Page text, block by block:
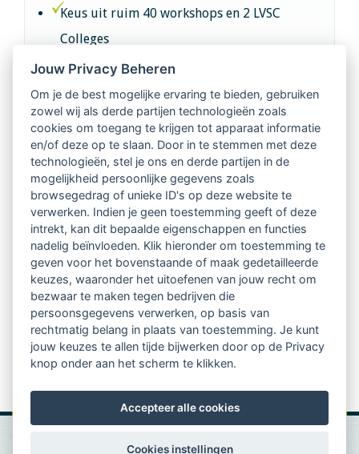
Keus uit ruim 40 workshops en 2 LVSC
Colleges
Intervisie met geregistreerde vakgenoten
Netwerk van 2100 professionals in 14
regio's
Vindbaar voor opdrachtgevers
Tijdschrift voor
Begeleidingskunde & kennisbank
Beroepsregistratie (LVSC keurmerk)
Lid worden van LVSC
Jouw Privacy Beheren
Om je de best mogelijke ervaring te bieden, gebruiken
zowel wij als derde partijen technologieën zoals
cookies om toegang te krijgen tot apparaat informatie
en/of deze op te slaan. Door in te stemmen met deze
technologieën, stel je ons en derde partijen in de
mogelijkheid persoonlijke gegevens zoals
browsegedrag of unieke ID's op deze website te
verwerken. Indien je geen toestemming geeft of deze
intrekt, kan dit bepaalde eigenschappen en functies
nadelig beïnvloeden. Klik hieronder om toestemming te
geven voor het bovenstaande of maak gedetailleerde
keuzes, waaronder het uitoefenen van jouw recht om
bezwaar te maken tegen bedrijven die
persoonsgegevens verwerken, op basis van
rechtmatig belang in plaats van toestemming. Je kunt
jouw keuzes te allen tijde bijwerken door op de Privacy
knop onder aan het scherm te klikken.
Accepteer alle cookies
Cookies instellingen